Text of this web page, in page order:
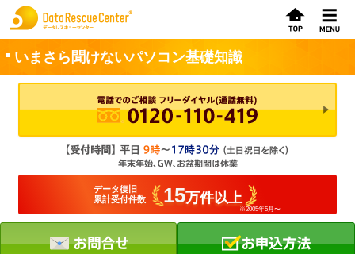
いまさら聞けないパソコン基礎知識
データ復旧
累計受付件数
15万件以上
※2005年5月〜
お申込方法
お問合せ
初めてのお客さまへ
サービスの流れ
データレスキューセンターの特徴